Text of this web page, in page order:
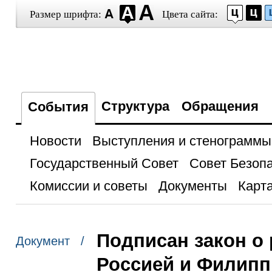
Размер шрифта: Цвета сайта:
События Структура Обращения
Новости
Выступления и стенограммы
Государственный Совет
Совет
Комиссии и советы
Документы
Документ /
Подписан закон
Россией и